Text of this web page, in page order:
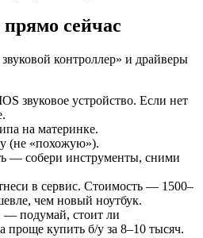
сейчас
контроллер» и драйверы
звуковое устройство. Если нет
на материнке.
(не «похожую»).
— собери инструменты, сними
в сервис. Стоимость — 1500–
чем новый ноутбук.
— подумай, стоит ли
проще купить б/у за 8–10 тысяч.